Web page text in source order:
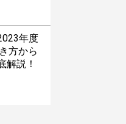
年度
方から
解説！